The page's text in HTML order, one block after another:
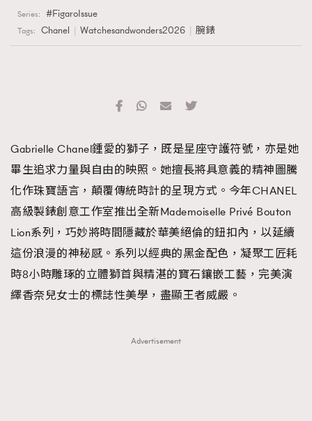
Series: FigaroIssue
Tags: Chanel Watchesandwonders2026 腕錶
Gabrielle Chanel鍾愛的獅子，既是星座守護符號，亦是她
畢生追求力量與自由的映照。她擅長將具意義的精神圖騰
化作珠寶語言，顛覆傳統時計的呈現方式。今年CHANEL
高級製錶創意工作室推出全新Mademoiselle Privé Bouton
Lion系列，巧妙將時間隱藏於華美絕倫的鈕扣內，以延續
這份浪漫的神秘感。系列以經典的黑金配色，凝聚工匠耗
時8小時雕琢的立體獅首與精湛的寶石鑲嵌工藝，完美演
繹香奈兒女士的標誌性美學，盡顯王者威嚴。
Advertisement